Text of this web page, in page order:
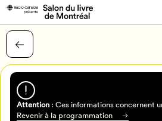
Attention: Ces informations concernent
Revenir à la programmation